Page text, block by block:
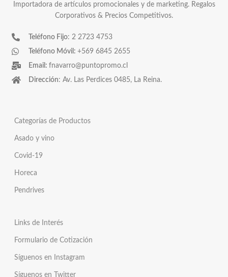
Importadora de artículos promocionales y de marketing. Regalos
Corporativos & Precios Competitivos.
Teléfono Fijo: 2 2723 4753
Teléfono Móvil: +569 6845 2655
Email: fnavarro@puntopromo.cl
Dirección: Av. Las Perdices 0485, La Reina.
Categorías de Productos
Asado y vino
Covid-19
Horeca
Pendrives
Links de Interés
Formulario de Cotización
Síguenos en Instagram
Síguenos en Twitter